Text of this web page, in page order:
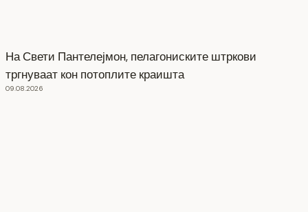
На Свети Пантелејмон, пелагониските штркови
тргнуваат кон потоплите краишта
09.08.2026